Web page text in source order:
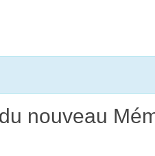
nouveau